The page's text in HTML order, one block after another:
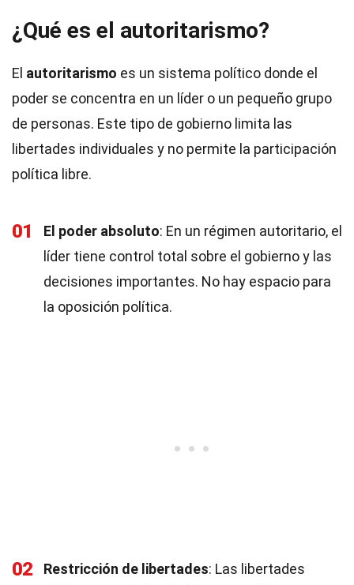
¿Qué es el autoritarismo?
El autoritarismo es un sistema político donde el
poder se concentra en un líder o un pequeño grupo
de personas. Este tipo de gobierno limita las
libertades individuales y no permite la participación
política libre.
01 El poder absoluto: En un régimen autoritario, el
líder tiene control total sobre el gobierno y las
decisiones importantes. No hay espacio para
la oposición política.
02 Restricción de libertades: Las libertades